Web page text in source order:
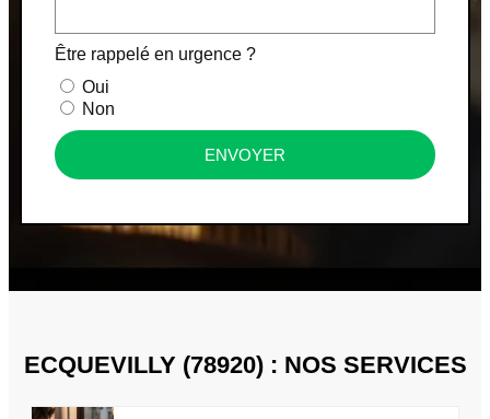
Être rappelé en urgence ?
Oui
Non
ENVOYER
ECQUEVILLY (78920) : NOS SERVICES